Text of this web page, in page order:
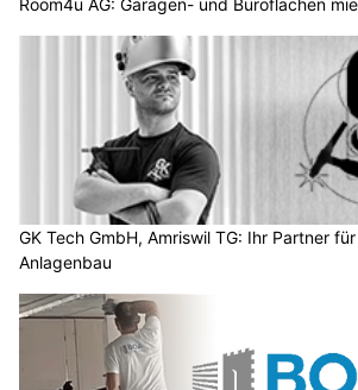
GK Tech GmbH, Amriswil TG: Ihr Partner
Anlagenbau